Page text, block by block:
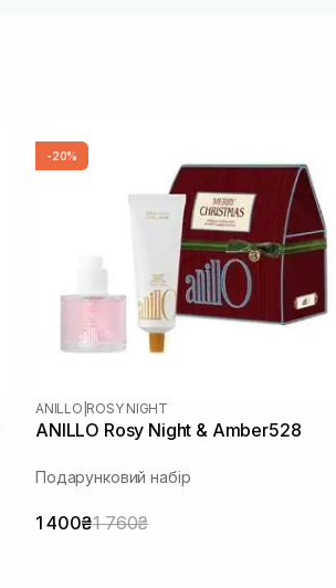
-20%
ANILLO ROSY NIGHT
ANILLO Rosy Night & Amber528
Подарунковий набір
1 400₴1 760₴